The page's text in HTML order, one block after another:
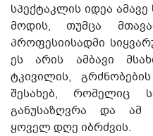
სპექტაკლის იდეა
მოდის, თუმცა
პროფესიისადმი
ეს არის ამბავი
ტკივილის,
შესახებ, რომელიც
განუსაზღვრა და ამ
ყოველ დღე იბრძვის.